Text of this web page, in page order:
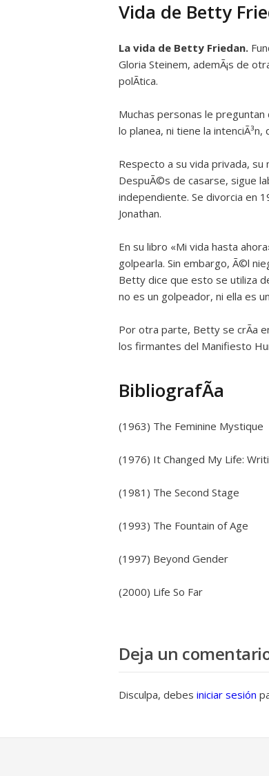
Vida de Betty
La vida de Betty Friedan.
Gloria Steinem, ademÃ¡s de
polÃ­tica.
Muchas personas le preguntan
lo planea, ni tiene la
Respecto a su vida privada, su
DespuÃ©s de casarse, sigue
independiente. Se divorcia en
Jonathan.
En su libro «Mi vida hasta
golpearla. Sin embargo, Ã©l
Betty dice que esto se utiliza
no es un golpeador, ni ella es
Por otra parte, Betty se crÃ­a
los firmantes del Manifiesto
BibliografÃ­a
(1963) The Feminine Mystique
(1976) It Changed My Life:
(1981) The Second Stage
(1993) The Fountain of Age
(1997) Beyond Gender
(2000) Life So Far
Deja un
Disculpa, debes iniciar sesión